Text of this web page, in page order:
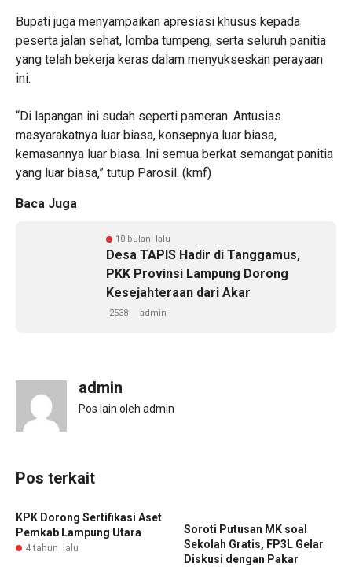
‎Bupati juga menyampaikan apresiasi khusus kepada
peserta jalan sehat, lomba tumpeng, serta seluruh panitia
yang telah bekerja keras dalam menyukseskan perayaan
ini.
‎“Di lapangan ini sudah seperti pameran. Antusias
masyarakatnya luar biasa, konsepnya luar biasa,
kemasannya luar biasa. Ini semua berkat semangat panitia
yang luar biasa,” tutup Parosil. (kmf)
Baca Juga
10 bulan lalu
Desa TAPIS Hadir di Tanggamus,
PKK Provinsi Lampung Dorong
Kesejahteraan dari Akar
2538 admin
admin
Pos lain oleh admin
Pos terkait
KPK Dorong Sertifikasi Aset
Pemkab Lampung Utara
4 tahun lalu
‎Soroti Putusan MK soal
Sekolah Gratis, FP3L Gelar
Diskusi dengan Pakar